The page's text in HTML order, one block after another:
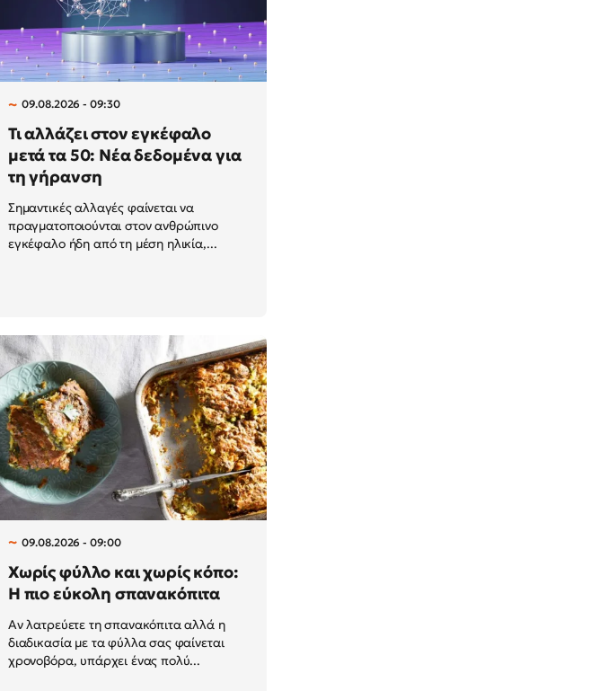
09.08.2026 - 09:30
Τι αλλάζει στον εγκέφαλο
μετά τα 50: Νέα δεδομένα για
τη γήρανση
Σημαντικές αλλαγές φαίνεται να
πραγματοποιούνται στον ανθρώπινο
εγκέφαλο ήδη από τη μέση ηλικία,...
09.08.2026 - 09:00
Χωρίς φύλλο και χωρίς κόπο:
Η πιο εύκολη σπανακόπιτα
Αν λατρεύετε τη σπανακόπιτα αλλά η
διαδικασία με τα φύλλα σας φαίνεται
χρονοβόρα, υπάρχει ένας πολύ...